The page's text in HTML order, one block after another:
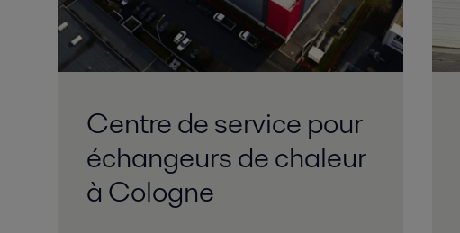
Centre de service pour
échangeurs de chaleur
à Cologne